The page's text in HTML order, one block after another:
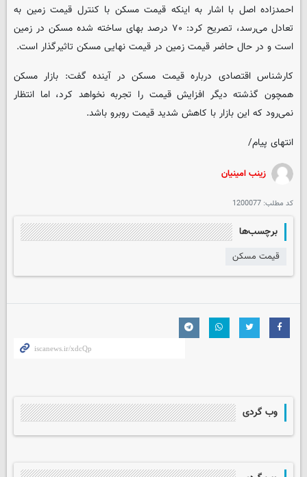
احمدزاده اصل با اشار به اینکه قیمت مسکن با کنترل قیمت زمین به
تعادل می‌رسد، تصریح کرد: ۷۰ درصد بهای ساخته شده‌ مسکن در زمین
است و در حال حاضر قیمت زمین در قیمت نهایی مسکن تاثیرگذار است.
کارشناس اقتصادی درباره قیمت مسکن در آینده گفت: بازار مسکن
همچون گذشته دیگر افزایش قیمت را تجربه نخواهد کرد، اما انتظار
نمی‌رود که این بازار با کاهش شدید قیمت روبرو باشد.
انتهای پیام/
زینب امینیان
کد مطلب: 1200077
برچسب‌ها
قیمت مسکن
وب گردی